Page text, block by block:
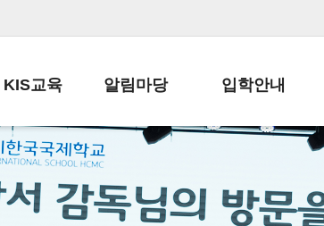
KIS교육
교육목표
학사일정
알림마당
공지사항
납부금 안내
입학안내
전-편입 서류양식